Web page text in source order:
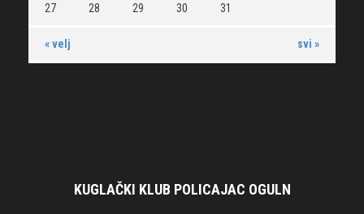
« velj svi »
27 28 29 30 31
KUGLAČKI KLUB POLICAJAC OGULN